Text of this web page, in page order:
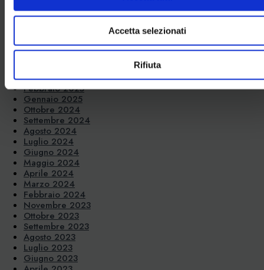
Accetta selezionati
Rifiuta
Ottobre 2025
Luglio 2025
Marzo 2025
Febbraio 2025
Gennaio 2025
Ottobre 2024
Settembre 2024
Agosto 2024
Luglio 2024
Giugno 2024
Maggio 2024
Aprile 2024
Marzo 2024
Febbraio 2024
Novembre 2023
Ottobre 2023
Settembre 2023
Agosto 2023
Luglio 2023
Giugno 2023